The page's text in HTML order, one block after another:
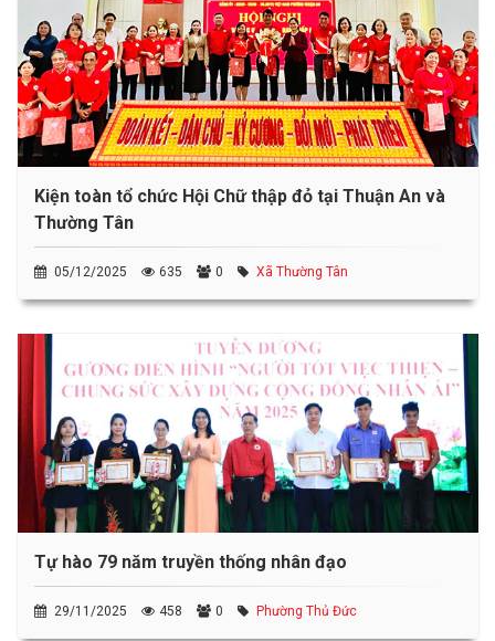
Kiện toàn tổ chức Hội Chữ thập đỏ tại Thuận An và
Thường Tân
05/12/2025 635 0 Xã Thường Tân
Tự hào 79 năm truyền thống nhân đạo
29/11/2025 458 0 Phường Thủ Đức